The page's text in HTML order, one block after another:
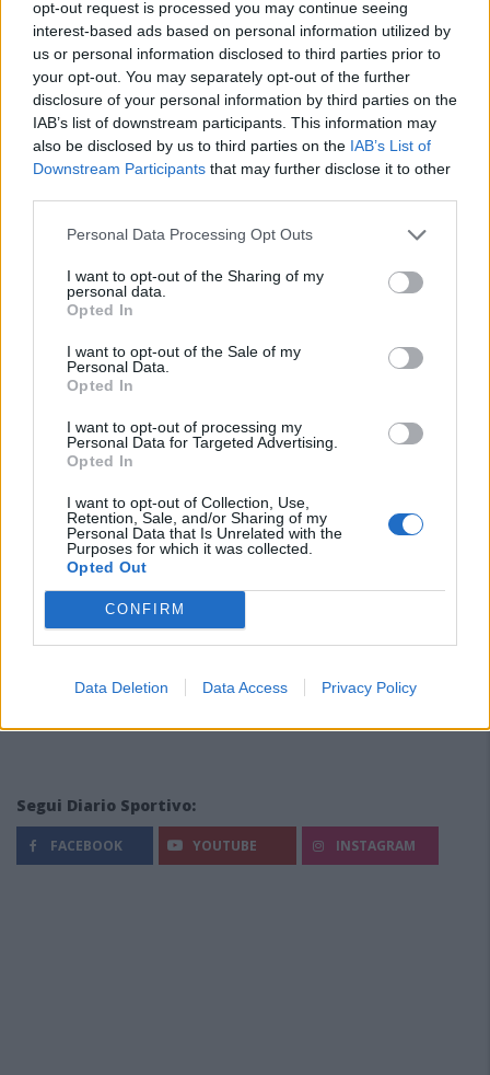
opt-out request is processed you may continue seeing
interest-based ads based on personal information utilized by
us or personal information disclosed to third parties prior to
your opt-out. You may separately opt-out of the further
disclosure of your personal information by third parties on the
IAB’s list of downstream participants. This information may
also be disclosed by us to third parties on the IAB’s List of
Downstream Participants that may further disclose it to other
Personal Data Processing Opt Outs
I want to opt-out of the Sharing of my
personal data.
Opted In
I want to opt-out of the Sale of my
Personal Data.
Opted In
I want to opt-out of processing my
Personal Data for Targeted Advertising.
Opted In
I want to opt-out of Collection, Use,
Retention, Sale, and/or Sharing of my
Personal Data that Is Unrelated with the
Purposes for which it was collected.
Opted Out
CONFIRM
Data Deletion Data Access Privacy Policy
Il Buddusò in mani sicure con Mario Fadda, il
Monte Alma riparte da Ivano Falchi
5 Ago 2026
Coppa Italia: gli accoppiamenti degli ottavi
di finale con i derby di Gallura, Barbagia e
Ogliastra
5 Ago 2026
finale con i derby a Cagliari, Sassari e
5 Ago 2026
Serra, tripletta Cus Cagliari con Piroddi,
Angiargia e Nenna
Segui Diario Sportivo:
FACEBOOK YOUTUBE INSTAGRAM